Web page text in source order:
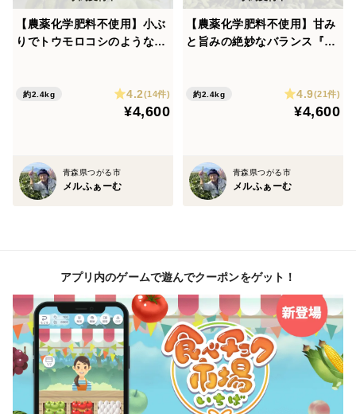
【農薬化学肥料不使用】小ぶ
りでトウモロコシのような甘
約2.4kg 4.2(14件)
¥4,600
青森県つがる市
メルふぁーむ
【農薬化学肥料不使用】甘み
と旨みの絶妙なバランス『つ
約2.4kg 4.9(21件)
¥4,600
青森県つがる市
メルふぁーむ
アプリ内のゲームで遊んでクーポンをゲット！